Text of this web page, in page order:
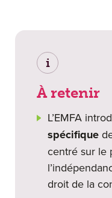
i
À retenir
L’EMFA
spécifique
centré sur le
droit de la